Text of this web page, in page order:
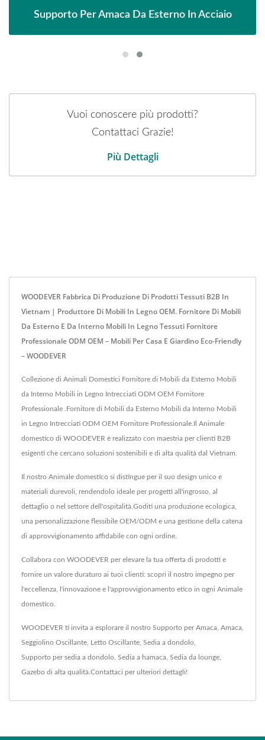
Supporto Per Amaca Da Esterno In Acciaio
Vuoi conoscere più prodotti?
Contattaci Grazie!
Più Dettagli
WOODEVER Fabbrica Di Produzione Di Prodotti Tessuti B2B In
Vietnam | Produttore Di Mobili In Legno OEM. Fornitore Di Mobili
Da Esterno E Da Interno Mobili In Legno Tessuti Fornitore
Professionale ODM OEM – Mobili Per Casa E Giardino Eco-Friendly
– WOODEVER
Collezione di Animali Domestici Fornitore di Mobili da Esterno Mobili
da Interno Mobili in Legno Intrecciati ODM OEM Fornitore
Professionale .Fornitore di Mobili da Esterno Mobili da Interno Mobili
in Legno Intrecciati ODM OEM Fornitore Professionale.Il Animale
domestico di WOODEVER è realizzato con maestria per clienti B2B
esigenti che cercano soluzioni sostenibili e di alta qualità dal Vietnam.
Il nostro Animale domestico si distingue per il suo design unico e
materiali durevoli, rendendolo ideale per progetti all'ingrosso, al
dettaglio o nel settore dell'ospitalità.Goditi una produzione ecologica,
una personalizzazione flessibile OEM/ODM e una gestione della catena
di approvvigionamento affidabile con ogni ordine.
Collabora con WOODEVER per elevare la tua offerta di prodotti e
fornire un valore duraturo ai tuoi clienti: scopri il nostro impegno per
l'eccellenza, l'innovazione e l'approvvigionamento etico in ogni Animale
domestico.
WOODEVER ti invita a esplorare il nostro Supporto per Amaca Amaca
Seggiolino Oscillante Letto Oscillante Sedia a dondolo
Supporto per sedia a dondolo Sedia a hamaca Sedia da lounge
Gazebo di alta qualità. Contattaci per ulteriori dettagli!